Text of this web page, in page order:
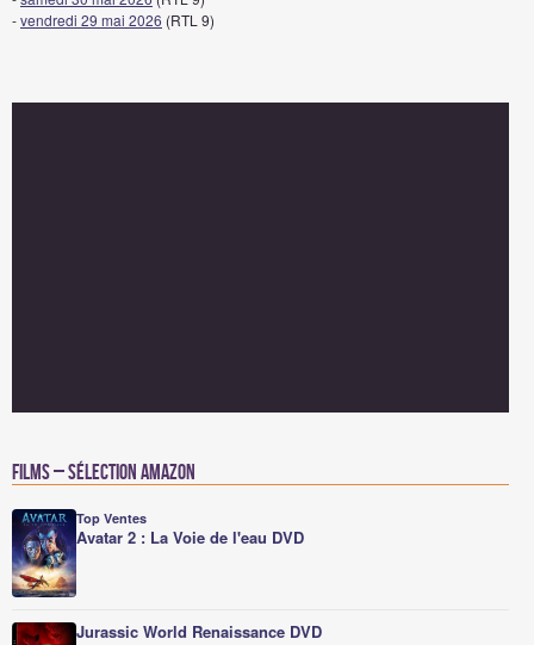
-vendredi 29 mai 2026 (RTL 9)
Films – Sélection Amazon
Top Ventes
Avatar 2 : La Voie de l'eau DVD
Jurassic World Renaissance DVD